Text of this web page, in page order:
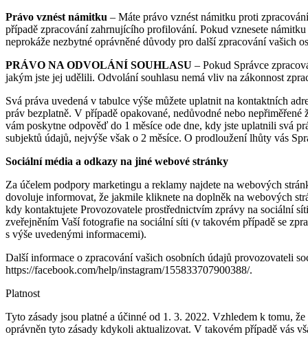
Právo vznést námitku – Máte právo vznést námitku proti
případě zpracování zahrnujícího profilování. Pokud vznesete
neprokáže nezbytné oprávněné důvody pro další zpracování vašich
PRÁVO NA ODVOLÁNÍ SOUHLASU – Pokud Správce
jakým jste jej udělili. Odvolání souhlasu nemá vliv na zákonnost
Svá práva uvedená v tabulce výše můžete uplatnit na kontaktních
práv bezplatně. V případě opakované, nedůvodné nebo
vám poskytne odpověď do 1 měsíce ode dne, kdy jste uplatnili svá
subjektů údajů, nejvýše však o 2 měsíce. O prodloužení lhůty vás
Sociální média a odkazy na jiné webové stránky
Za účelem podpory marketingu a reklamy najdete na webových
dovoluje informovat, že jakmile kliknete na doplněk na webových
kdy kontaktujete Provozovatele prostřednictvím zprávy na sociální
zveřejněním Vaší fotografie na sociální síti (v takovém případě se
s výše uvedenými informacemi).
Další informace o zpracování vašich osobních údajů provozovateli
https://facebook.com/help/instagram/155833707900388/.
Platnost
Tyto zásady jsou platné a účinné od 1. 3. 2022. Vzhledem k tomu,
oprávněn tyto zásady kdykoli aktualizovat. V takovém případě vás